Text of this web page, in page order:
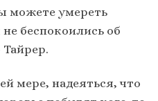
можете умереть
беспокоились об
мере, надеяться, что